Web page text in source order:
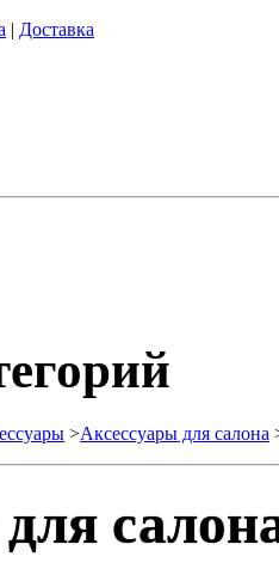
| Доставка
>Аксессуары для салона